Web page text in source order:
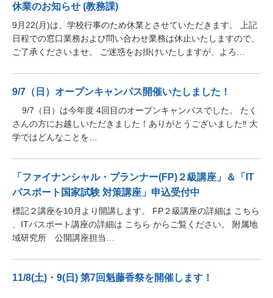
休業のお知らせ (教務課)
9月22(月)は、学校行事のため休業とさせていただきます。 上記
日程での窓口業務および問い合わせ業務は休止いたしますので、
ご了承くださいませ。 ご迷惑をお掛けいたしますが、よろ…
9/7（日）オープンキャンパス開催いたしました！
9/7（日）は今年度 4回目のオープンキャンパスでした。 たく
さんの方にお越しいただきました！ありがとうございました‼ 大
学ではどんなことを…
「ファイナンシャル・プランナー(FP)２級講座」＆「IT
パスポート国家試験 対策講座」申込受付中
標記２講座を10月より開講します。 FP２級講座の詳細は こちら
、ITパスポート講座の詳細は こちら からご覧ください。 附属地
域研究所 公開講座担当…
11/8(土)・9(日) 第7回魁藤香祭を開催します！